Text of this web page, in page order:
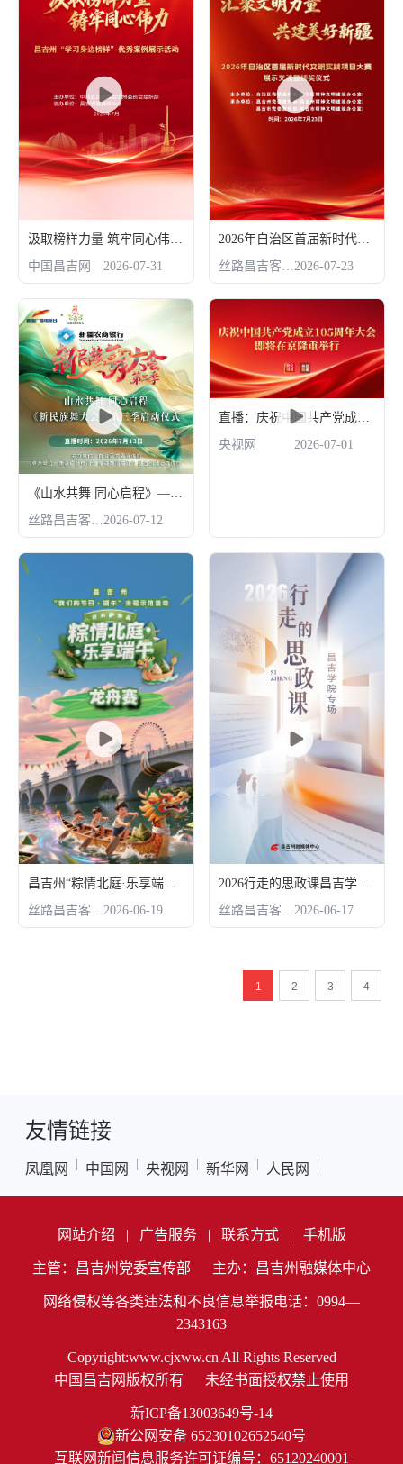
汲取榜样力量 筑牢同心伟力 昌吉州“学习身边榜样”优秀案例展示活动
中国昌吉网
2026-07-31
2026年自治区首届新时代文明实践项目大赛展示交流暨颁奖仪式
丝路昌吉客户端2026-07-23
《山水共舞 同心启程》——《新民族舞大会》第三季启动仪式
丝路昌吉客户端2026-07-12
央视网
2026-07-01
昌吉州“粽情北庭·乐享端午”龙舟赛
丝路昌吉客户端2026-06-19
2026行走的思政课昌吉学院专场
丝路昌吉客户端2026-06-17
1 2 3 4
友情链接
凤凰网 中国网 央视网 新华网 人民网
网站介绍 | 广告服务 | 联系方式 | 手机版
主管：昌吉州党委宣传部 主办：昌吉州融媒体中心
网络侵权等各类违法和不良信息举报电话：0994—
2343163
Copyright:www.cjxww.cn All Rights Reserved
中国昌吉网版权所有
未经书面授权禁止使用
新ICP备13003649号-14
新公网安备 65230102652540号
互联网新闻信息服务许可证编号：65120240001